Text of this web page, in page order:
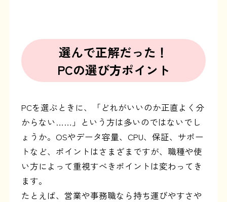
選んで正解だった！
PCの選び方ポイント
PCを選ぶときに、「どれがいいのか正直よく分
からない……」という方は多いのではないでし
ょうか。OSやデータ容量、CPU、保証、サポー
トなど、ポイントはさまざまですが、職種や使
い方によって重視すべきポイントは変わってき
ます。
たとえば、営業や事務職なら持ち運びやすさや